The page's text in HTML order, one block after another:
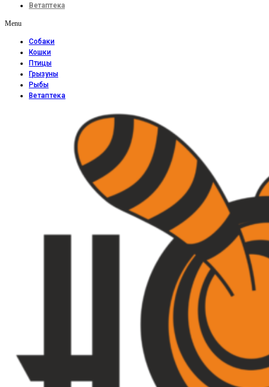
Ветаптека
Menu
Собаки
Кошки
Птицы
Грызуны
Рыбы
Ветаптека